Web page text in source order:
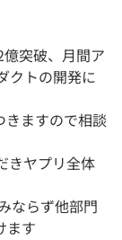
突破、月間ア
クトの開発に
きますので相談
きヤプリ全体
ならず他部門
ます